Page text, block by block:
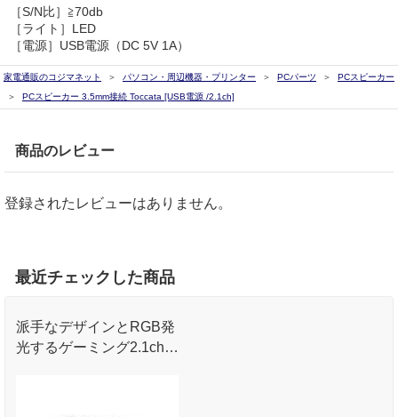
［S/N比］≧70db
［ライト］LED
［電源］USB電源（DC 5V 1A）
家電通販のコジマネット パソコン・周辺機器・プリンター PCパーツ
PCスピーカー
PCスピーカー 3.5mm接続 Toccata [USB電源 /2.1ch]
商品のレビュー
登録されたレビューはありません。
最近チェックした商品
派手なデザインとRGB発
光するゲーミング2.1chス